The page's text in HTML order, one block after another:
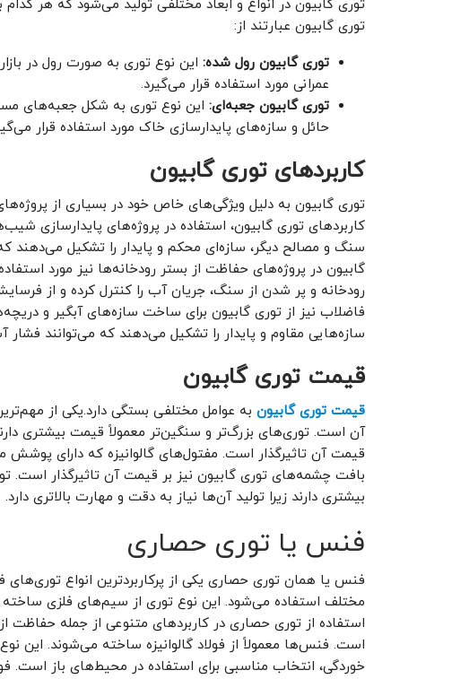
توری گابیون در انواع و ابعاد مختلفی تولید می‌شود که هر
توری گابیون عبارتند از:
توری گابیون رول شده: این نوع توری به صورت رول در
عمرانی مورد استفاده قرار می‌گیرد.
توری گابیون جعبه‌ای: این نوع توری به شکل جعبه‌های
حائل و سازه‌های پایدارسازی خاک مورد استفاده قرار
کاربردهای توری گابیون
توری گابیون به دلیل ویژگی‌های خاص خود در بسیاری از
کاربردهای توری گابیون، استفاده در پروژه‌های پایدارسازی
سنگ و مصالح دیگر، سازه‌ای محکم و پایدار را تشکیل می‌دهند
گابیون در پروژه‌های حفاظت از بستر رودخانه‌ها نیز مورد
رودخانه و پر شدن از سنگ، جریان آب را کنترل کرده و از
فاضلاب نیز از توری گابیون برای ساخت سازه‌های آبگیر و
سازه‌هایی مقاوم و پایدار را تشکیل می‌دهند که می‌توانند فشار
قیمت توری گابیون
قیمت توری گابیون به عوامل مختلفی بستگی دارد.یکی از
آن است. توری‌های بزرگ‌تر و سنگین‌تر معمولاً قیمت بیشتری
قیمت آن تاثیرگذار است. مفتول‌های گالوانیزه که دارای پوشش
بافت چشمه‌های توری گابیون نیز بر قیمت آن تاثیرگذار
بیشتری دارند زیرا تولید آن‌ها نیاز به دقت و مهارت بالاتری دارد.
فنس یا توری حصاری
فنس یا همان توری حصاری یکی از پرکاربردترین انواع
مختلف استفاده می‌شود. این نوع توری از سیم‌های فلزی
استفاده از توری حصاری در کاربردهای متنوعی از جمله حفاظت
است. فنس‌ها معمولاً از فولاد گالوانیزه ساخته می‌شوند. این نوع
خوردگی، انتخاب مناسبی برای استفاده در محیط‌های باز است.